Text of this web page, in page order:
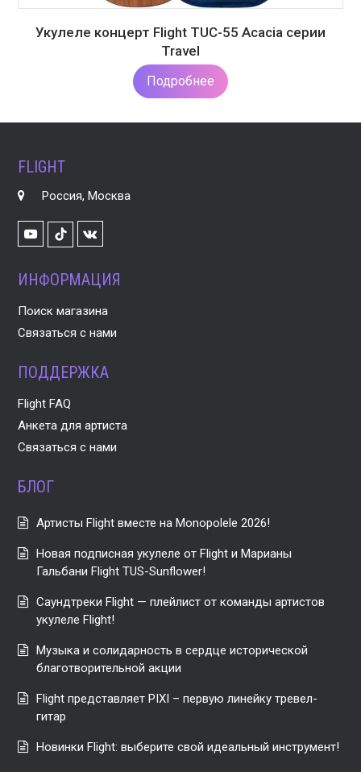
Укулеле концерт Flight TUC-55 Acacia серии
Travel
Подробнее
FLIGHT
Россия, Москва
YoutubeTikTok
VK
ИНФОРМАЦИЯ
Поиск магазина
Связаться с нами
ПОДДЕРЖКА
Flight FAQ
Анкета для артиста
Связаться с нами
БЛОГ
Артисты Flight вместе на Monopolele 2026!
Новая подписная укулеле от Flight и Марианы
Гальбани Flight TUS-Sunflower!
Саундтреки Flight — плейлист от команды артистов
укулеле Flight!
Музыка и солидарность в сердце исторической
благотворительной акции
Flight представляет PIXI – первую линейку тревел-
гитар
Новинки Flight: выберите свой идеальный инструмент!